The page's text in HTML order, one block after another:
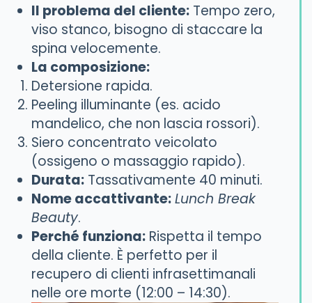
Il problema del cliente: Tempo zero,
viso stanco, bisogno di staccare la
spina velocemente.
La composizione:
Detersione rapida.
Peeling illuminante (es. acido
mandelico, che non lascia rossori).
Siero concentrato veicolato
(ossigeno o massaggio rapido).
Durata: Tassativamente 40 minuti.
Nome accattivante:Lunch Break
Beauty.
Perché funziona: Rispetta il tempo
della cliente. È perfetto per il
recupero di clienti infrasettimanali
nelle ore morte (12:00 – 14:30).